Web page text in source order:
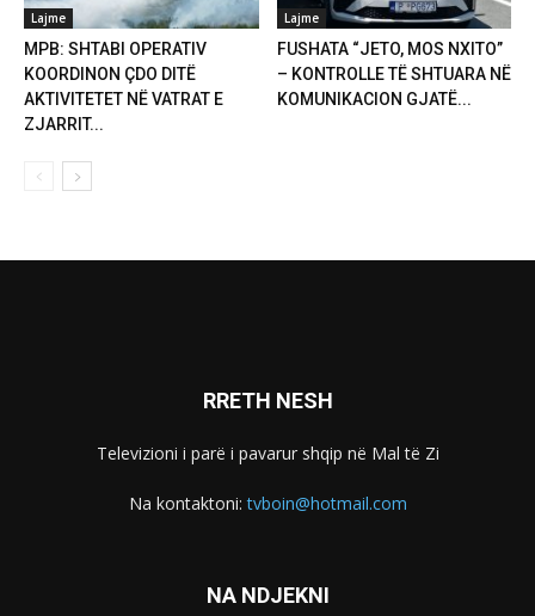
Lajme
MPB: SHTABI OPERATIV
KOORDINON ÇDO DITË
AKTIVITETET NË VATRAT E
ZJARRIT...
Lajme
FUSHATA “JETO, MOS NXITO”
– KONTROLLE TË SHTUARA NË
KOMUNIKACION GJATË...
RRETH NESH
Televizioni i parë i pavarur shqip në Mal të Zi
Na kontaktoni:tvboin@hotmail.com
NA NDJEKNI